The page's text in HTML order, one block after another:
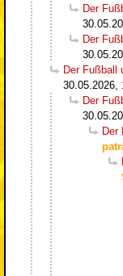
Der
Der
Der Fußball
30.05.2026,
Der
Der